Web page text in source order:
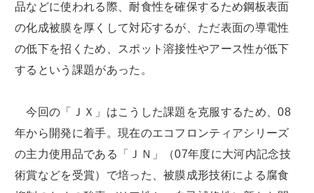
品などに使われる際、耐食性を確保するため鋼板表面
の化成被膜を厚くして対応するが、ただ表面の導電性
の低下を招くため、スポット溶接性やアース性が低下
するという課題があった。
今回の「ＪＸ」はこうした課題を克服するため、08
年から開発に着手。現在のエコフロンティアシリーズ
の主力使用品である「ＪＮ」（07年度に大河内記念技
術賞などを受賞）で培った、被膜成形技術による腐食